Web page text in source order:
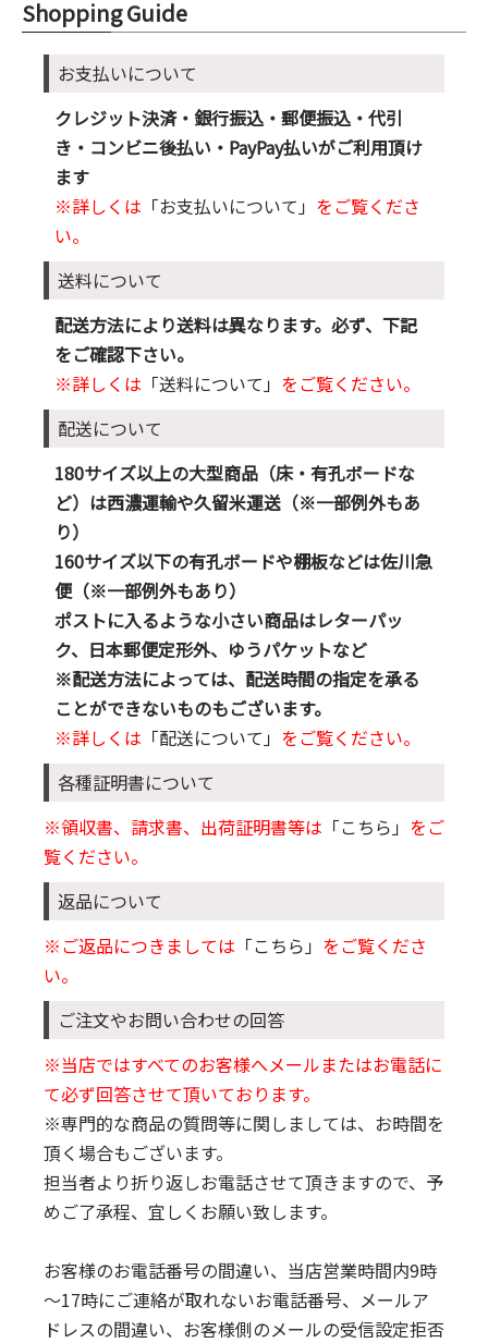
Shopping Guide
お支払いについて
クレジット決済・銀行振込・郵便振込・代引
き・コンビニ後払い・PayPay払いがご利用頂け
ます
※詳しくは 「お支払いについて」 をご覧くださ
い。
送料について
配送方法により送料は異なります。必ず、下記
をご確認下さい。
※詳しくは 「送料について」 をご覧ください。
配送について
180サイズ以上の大型商品（床・有孔ボードな
ど）は西濃運輸や久留米運送（※一部例外もあ
り）
160サイズ以下の有孔ボードや棚板などは佐川急
便（※一部例外もあり）
ポストに入るような小さい商品はレターパッ
ク、日本郵便定形外、ゆうパケットなど
※配送方法によっては、配送時間の指定を承る
ことができないものもございます。
※詳しくは 「配送について」 をご覧ください。
各種証明書について
※領収書、請求書、出荷証明書等は 「こちら」 をご
覧ください。
返品について
※ご返品につきましては 「こちら」 をご覧くださ
い。
ご注文やお問い合わせの回答
※当店ではすべてのお客様へメールまたはお電話に
て必ず回答させて頂いております。
※専門的な商品の質問等に関しましては、お時間を
頂く場合もございます。
担当者より折り返しお電話させて頂きますので、予
めご了承程、宜しくお願い致します。
お客様のお電話番号の間違い、当店営業時間内9時
～17時にご連絡が取れないお電話番号、メールア
ドレスの間違い、お客様側のメールの受信設定拒否